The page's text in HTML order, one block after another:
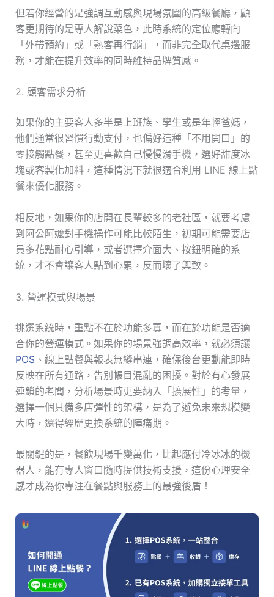
但若你經營的是強調互動感與現場氛圍的高級餐廳，顧
客更期待的是專人解說菜色，此時系統的定位應轉向
「外帶預約」或「熟客再行銷」，而非完全取代桌邊服
務，才能在提升效率的同時維持品牌質感。
2. 顧客需求分析
如果你的主要客人多半是上班族、學生或是年輕爸媽，
他們通常很習慣行動支付，也偏好這種「不用開口」的
零接觸點餐，甚至更喜歡自己慢慢滑手機，選好甜度冰
塊或客製化加料，這種情況下就很適合利用 LINE 線上點
餐來優化服務。
相反地，如果你的店開在長輩較多的老社區，就要考慮
到阿公阿嬤對手機操作可能比較陌生，初期可能需要店
員多花點耐心引導，或者選擇介面大、按鈕明確的系
統，才不會讓客人點到心累，反而壞了興致。
3. 營運模式與場景
挑選系統時，重點不在於功能多寡，而在於功能是否適
合你的營運模式。如果你的場景強調高效率，就必須讓
POS、線上點餐與報表無縫串連，確保後台更動能即時
反映在所有通路，告別帳目混亂的困擾。對於有心發展
連鎖的老闆，分析場景時更要納入「擴展性」的考量，
選擇一個具備多店彈性的架構，是為了避免未來規模變
大時，還得經歷更換系統的陣痛期。
最關鍵的是，餐飲現場千變萬化，比起應付冷冰冰的機
器人，能有專人窗口隨時提供技術支援，這份心理安全
感才成為你專注在餐點與服務上的最強後盾！